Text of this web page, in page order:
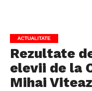
ACTUALITATE
Rezultate
elevii de la
Mihai